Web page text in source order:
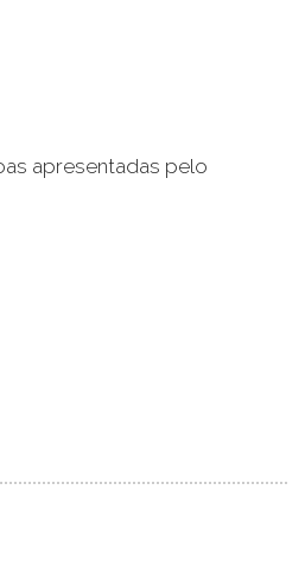
apresentadas pelo